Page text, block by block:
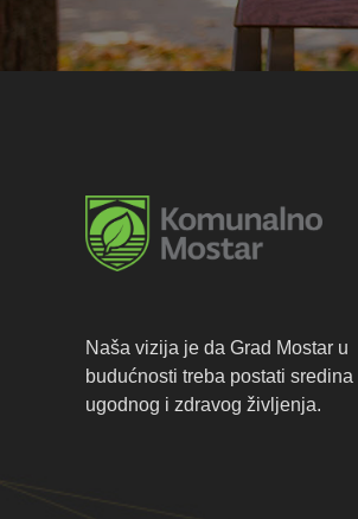
Naša vizija je da Grad Mostar u
budućnosti treba postati sredina
ugodnog i zdravog življenja.